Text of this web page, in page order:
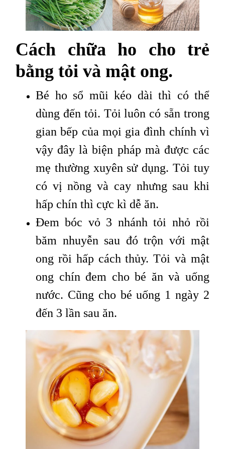
Cách chữa ho cho trẻ
bằng tỏi và mật ong.
Bé ho sổ mũi kéo dài thì có thể
dùng đến tỏi. Tỏi luôn có sẵn trong
gian bếp của mọi gia đình chính vì
vậy đây là biện pháp mà được các
mẹ thường xuyên sử dụng. Tỏi tuy
có vị nồng và cay nhưng sau khi
hấp chín thì cực kì dễ ăn.
Đem bóc vỏ 3 nhánh tỏi nhỏ rồi
băm nhuyễn sau đó trộn với mật
ong rồi hấp cách thủy. Tỏi và mật
ong chín đem cho bé ăn và uống
nước. Cũng cho bé uống 1 ngày 2
đến 3 lần sau ăn.